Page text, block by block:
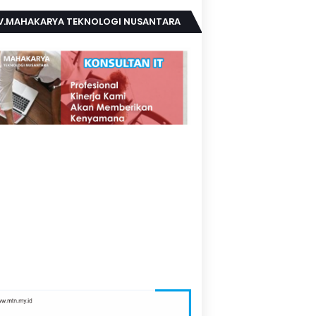
TEKNOLOGI NUSANTARA